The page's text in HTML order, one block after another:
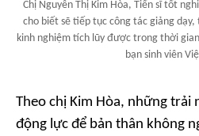
Chị Nguyễn Thị Kim Hòa, Tiến sĩ tốt
cho biết sẽ tiếp tục công tác giảng
kinh nghiệm tích lũy được trong thời
bạn sinh viên
Theo chị Kim Hòa, những trải
động lực để bản thân không